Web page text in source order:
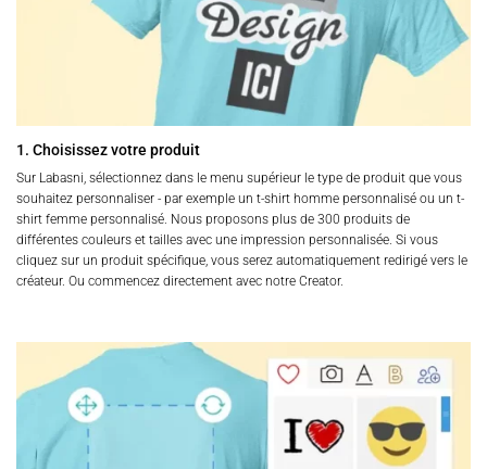
1. Choisissez votre produit
Sur Labasni, sélectionnez dans le menu supérieur le type de produit que vous
souhaitez personnaliser - par exemple un t-shirt homme personnalisé ou un t-
shirt femme personnalisé. Nous proposons plus de 300 produits de
différentes couleurs et tailles avec une impression personnalisée. Si vous
cliquez sur un produit spécifique, vous serez automatiquement redirigé vers le
créateur. Ou commencez directement avec notre Creator.